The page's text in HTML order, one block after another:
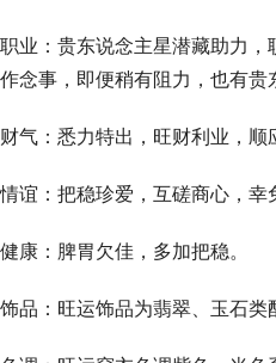
职业：贵东说念主星潜藏助力
作念事，即便稍有阻力，也有贵
财气：悉力特出，旺财利业，顺
情谊：把稳珍爱，互磋商心，幸
健康：脾胃欠佳，多加把稳。
饰品：旺运饰品为翡翠、玉石类